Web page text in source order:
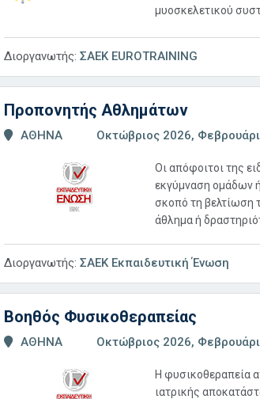
μυοσκελετικού
Διοργανωτής: ΣΑΕΚ EUROTRAINING
Προπονητής Αθλημάτων
ΑΘΗΝΑ Οκτώβριος 2026,
Οι απόφοιτοι της
εκγύμναση ομάδων
σκοπό τη βελτίωση
άθλημα ή
Διοργανωτής: ΣΑΕΚ Εκπαιδευτική Ένωση
Βοηθός Φυσικοθεραπείας
ΑΘΗΝΑ Οκτώβριος 2026,
Η φυσικοθεραπεία
ιατρικής